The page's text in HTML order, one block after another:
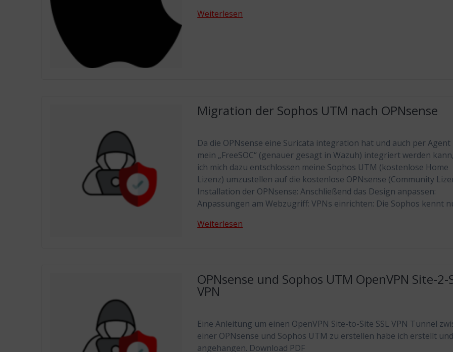
Weiterlesen
Migration der Sophos UTM nach OPNsense
Da die OPNsense eine Suricata integration hat und auch per Agent
mein „FreeSOC“ (genauer gesagt in Wazuh) integriert werden
ich mich dazu entschlossen meine Sophos UTM (kostenlose Home
Lizenz) umzustellen auf die kostenlose OPNsense (Community
Installation der OPNsense: Anschließend das Design anpassen:
Anpassungen am Webzugriff: VPNs einrichten: Die Sophos kennt
Weiterlesen
OPNsense und Sophos UTM OpenVPN Site-2-
VPN
Eine Anleitung um einen OpenVPN Site-to-Site SSL VPN Tunnel
einer OPNsense und Sophos UTM zu erstellen habe ich erstellt
angehangen. Download PDF